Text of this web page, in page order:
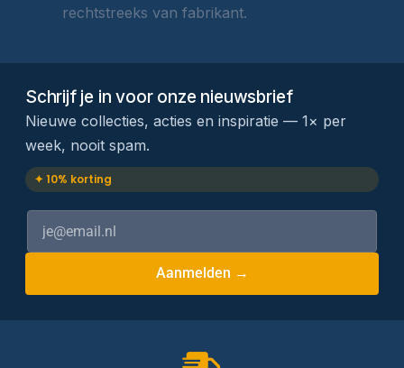
rechtstreeks van fabrikant.
Schrijf je in voor onze nieuwsbrief
Nieuwe collecties, acties en inspiratie — 1× per
week, nooit spam.
✦ 10% korting
Aanmelden →